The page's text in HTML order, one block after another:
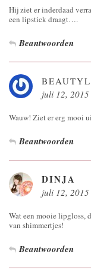
Hij ziet er inderdaad
een lipstick draagt….
Beantwoorden
juli 12,
Wauw! Ziet er erg mooi
Beantwoorden
DINJA
juli 12,
Wat een mooie lipgloss,
van shimmertjes!
Beantwoorden